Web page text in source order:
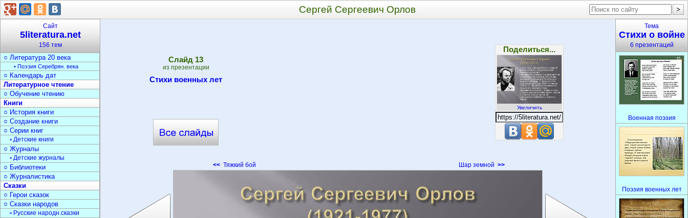
Сергей Сергеевич Орлов
Cлайд 13
из презентации
Стихи военных лет
Поделиться...
Увеличить
<< Тяжкий бой Шар земной >>
Сайт
5literatura.net
156 тем
○ Писатели
История литературы
○ Древняя литература
○ Литерат. Средневековья
○ Литература 18 века
○ Литература 19 века
○ Литература 20 века
• Поэзия Серебрян. века
○ Календарь дат
Литературное чтение
○ Обучение чтению
Книги
○ История книги
○ Создание книги
○ Серии книг
▫ Детские книги
○ Журналы
▫ Детские журналы
○ Библиотеки
○ Журналистика
Сказки
○ Герои сказок
○ Сказки народов
▫ Русские народн.сказки
Тема
Стихи о войне
6 презентаций
Военная поэзия
Поэзия военных лет